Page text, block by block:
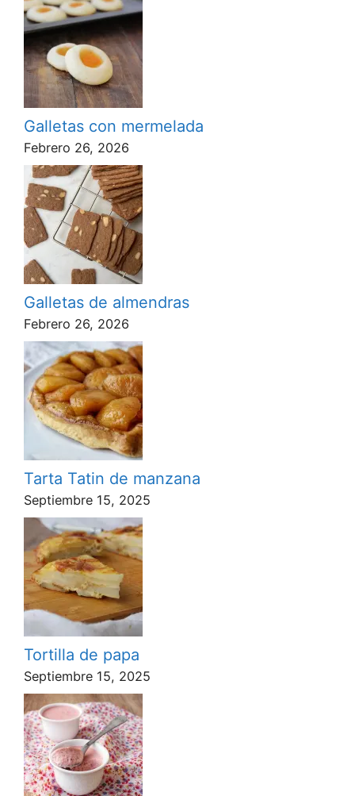
Galletas con mermelada
Febrero 26, 2026
Galletas de almendras
Febrero 26, 2026
Tarta Tatin de manzana
Septiembre 15, 2025
Tortilla de papa
Septiembre 15, 2025